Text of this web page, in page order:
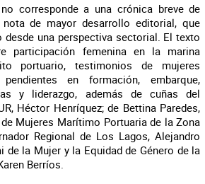
corresponde a una crónica breve de
de mayor desarrollo editorial, que
desde una perspectiva sectorial. El texto
participación femenina en la marina
portuario, testimonios de mujeres
en formación, embarque,
y liderazgo, además de cuñas del
Héctor Henríquez; de Bettina Paredes,
Mujeres Marítimo Portuaria de la Zona
Regional de Los Lagos, Alejandro
de la Mujer y la Equidad de Género de la
Berríos.